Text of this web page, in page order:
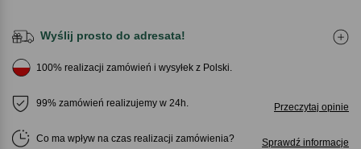
Wyślij prosto do adresata!
100% realizacji zamówień i wysyłek z Polski.
99% zamówień realizujemy w 24h. Przeczytaj opinie
Co ma wpływ na czas realizacji zamówienia Sprawdź informacje